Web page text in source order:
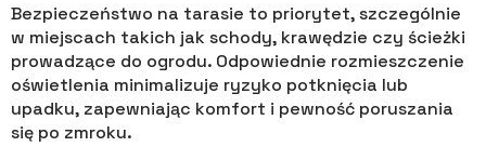
Bezpieczeństwo na tarasie to priorytet, szczególnie
w miejscach takich jak schody, krawędzie czy ścieżki
prowadzące do ogrodu. Odpowiednie rozmieszczenie
oświetlenia minimalizuje ryzyko potknięcia lub
upadku, zapewniając komfort i pewność poruszania
się po zmroku.